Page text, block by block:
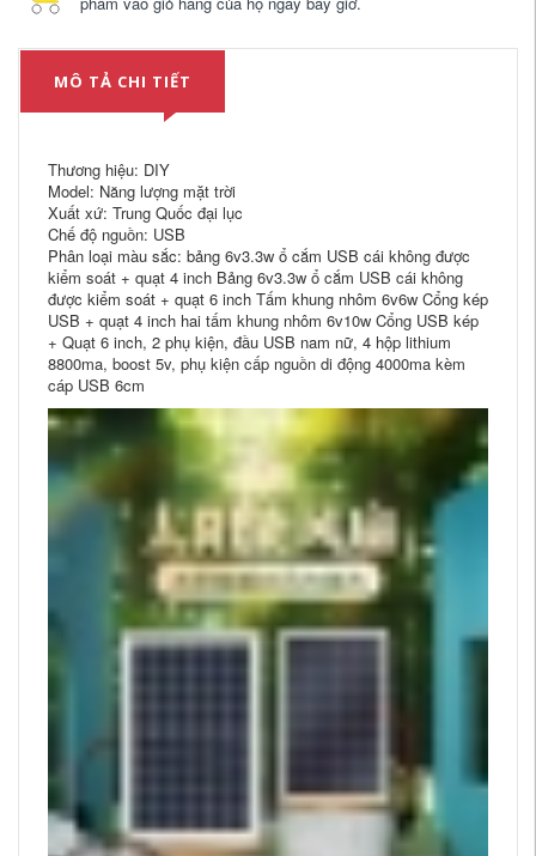
MÔ TẢ CHI TIẾT
Thương hiệu: DIY
Model: Năng lượng mặt trời
Xuất xứ: Trung Quốc đại lục
Chế độ nguồn: USB
Phân loại màu sắc: bảng 6v3.3w ổ cắm USB cái không được
kiểm soát + quạt 4 inch Bảng 6v3.3w ổ cắm USB cái không
được kiểm soát + quạt 6 inch Tấm khung nhôm 6v6w Cổng kép
USB + quạt 4 inch hai tấm khung nhôm 6v10w Cổng USB kép
+ Quạt 6 inch, 2 phụ kiện, đầu USB nam nữ, 4 hộp lithium
8800ma, boost 5v, phụ kiện cấp nguồn di động 4000ma kèm
cáp USB 6cm